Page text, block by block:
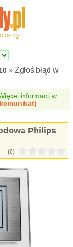
» Zgłoś błąd w
informacji w
Philips
(0)